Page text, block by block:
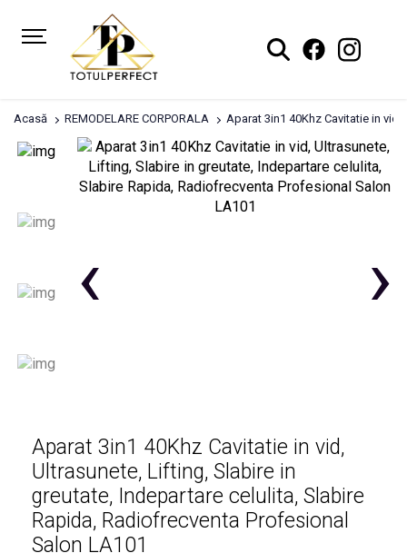
Acasă REMODELARE CORPORALA Aparat 3in1 40Khz Cavitatie in
›
‹
Aparat 3in1 40Khz Cavitatie in vid,
Ultrasunete, Lifting, Slabire in
greutate, Indepartare celulita, Slabire
Rapida, Radiofrecventa Profesional
Salon LA101